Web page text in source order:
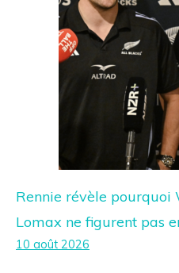
Rennie révèle pourquoi
Lomax ne figurent pas
10 août 2026